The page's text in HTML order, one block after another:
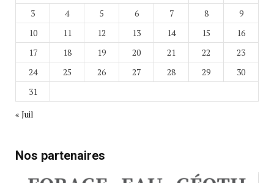
3
4 5 6 7 8
9
10
11 12 13 14 15
16
17
18 19 20 21 22
23
24
25 26 27 28 29
30
31
« Juil
Nos partenaires